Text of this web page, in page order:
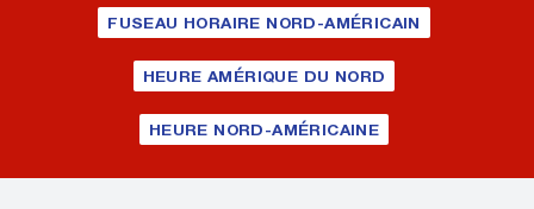
FUSEAU HORAIRE NORD-AMÉRICAIN
HEURE AMÉRIQUE DU NORD
HEURE NORD-AMÉRICAINE